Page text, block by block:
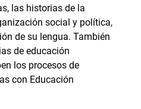
las historias de la
social y política,
de su lengua. También
de educación
los procesos de
con Educación